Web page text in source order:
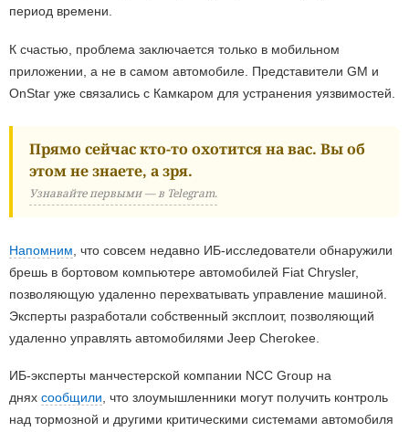
период времени.
К счастью, проблема заключается только в мобильном
приложении, а не в самом автомобиле. Представители GM и
OnStar уже связались с Камкаром для устранения уязвимостей.
Прямо сейчас кто-то охотится на вас. Вы об
этом не знаете, а зря.
Узнавайте первыми — в Telegram.
Напомним , что совсем недавно ИБ-исследователи обнаружили
брешь в бортовом компьютере автомобилей Fiat Chrysler,
позволяющую удаленно перехватывать управление машиной.
Эксперты разработали собственный эксплоит, позволяющий
удаленно управлять автомобилями Jeep Cherokee.
ИБ-эксперты манчестерской компании NCC Group на
днях сообщили , что злоумышленники могут получить контроль
над тормозной и другими критическими системами автомобиля